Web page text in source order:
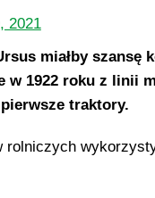
2021
miałby szansę
w 1922 roku z linii
traktory.
rolniczych